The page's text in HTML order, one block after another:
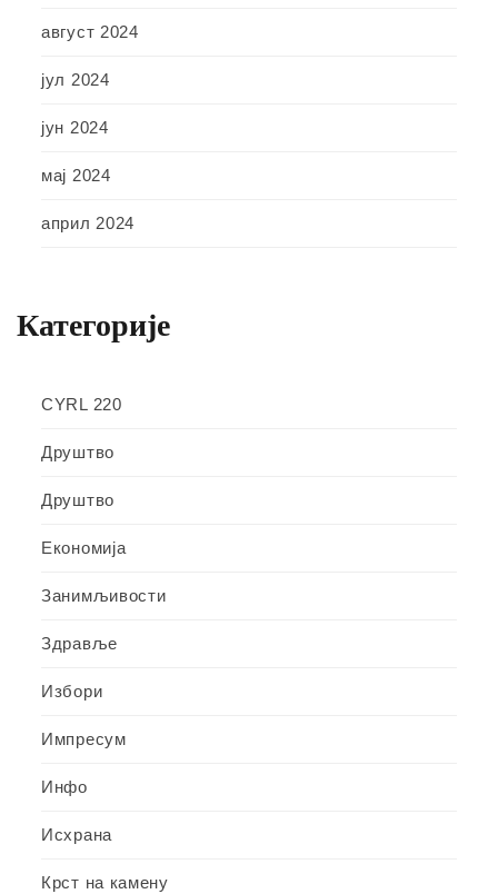
август 2024
јул 2024
јун 2024
мај 2024
април 2024
Категорије
CYRL 220
Друштво
Друштво
Економија
Занимљивости
Здравље
Избори
Импресум
Инфо
Исхрана
Крст на камену